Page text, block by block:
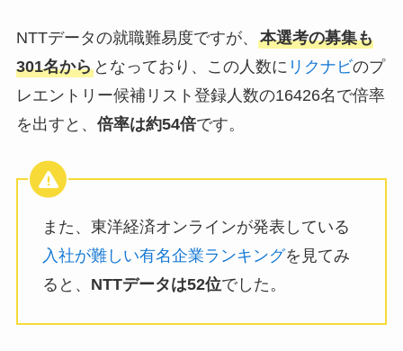
NTTデータの就職難易度ですが、 本選考の募集も
301名からとなっており、この人数に リクナビのプ
レエントリー候補リスト登録人数の16426名で倍率
を出すと、 倍率は約54倍です。
また、東洋経済オンラインが発表している
入社が難しい有名企業ランキングを見てみ
ると、 NTTデータは52位でした。